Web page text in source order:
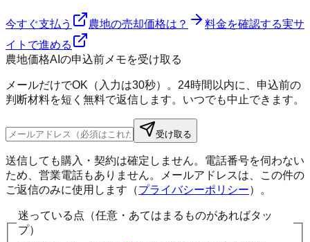
今すぐ支払う 農地の売却価格は？ 料金を確認する実サ
イトで進める
農地価格AIの申込前メモを受け取る
メールだけでOK（入力は30秒）。24時間以内に、申込前の
判断材料を短く無料で返信します。いつでも中止できます。
受け取る
送信しても購入・契約は確定しません。電話番号を伺わない
ため、営業電話もありません。メールアドレスは、この件の
ご返信のみに使用します（プライバシーポリシー）。
迷っている点（任意・あてはまるものがあればタッ
プ）